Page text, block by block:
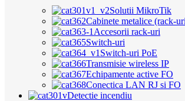
Solutii MikroTik
Cabinete metalice (rack-
Accesorii rack-uri
Switch-uri
Switch-uri PoE
Transmisie wireless IP
Echipamente active FO
Conectica LAN RJ si FO
Detectie incendiu